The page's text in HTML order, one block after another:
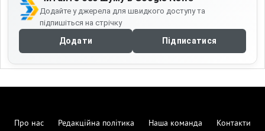
Додайте у джерела для швидкого доступу та
підпишіться на стрічку
Додати Підписатися
Про нас Редакційна політика Наша команда
Контакти